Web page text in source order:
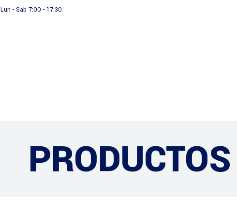
Lun - Sab 7:00 - 17:30
PRODUCTOS